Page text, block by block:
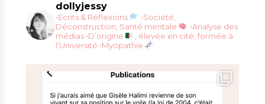
dollyjessy
•Ecrits & Réflexions
•Société,
Déconstruction, Santé mentale
•Analyse des
médias •D’origine
, élevée en cité, formée à
l’Université •Myopathie